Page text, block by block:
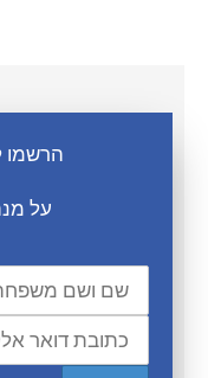
הרשמו
על